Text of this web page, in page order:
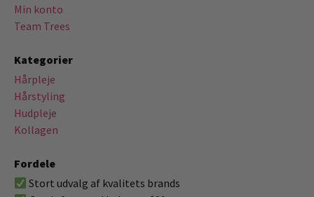
Min konto
Team Trees
Kategorier
Hårpleje
Hårstyling
Hudpleje
Kollagen
Fordele
Stort udvalg af kvalitets brands